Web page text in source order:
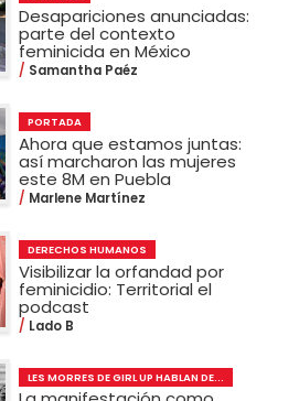
Desapariciones anunciadas:
parte del contexto
feminicida en México
Samantha Paéz
PORTADA
Ahora que estamos juntas:
así marcharon las mujeres
este 8M en Puebla
Marlene Martínez
DERECHOS HUMANOS
Visibilizar la orfandad por
feminicidio: Territorial el
podcast
Lado B
LES MORRES DE GIRL UP HABLAN DE...